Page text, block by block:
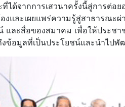
ได้จากการเสวนาครั้งนี้สู่การต่อ
งและเผยแพร่ความรู้สู่สาธารณะ
และสื่อของสมาคม เพื่อให้ประช
งข้อมูลที่เป็นประโยชน์และนำไป